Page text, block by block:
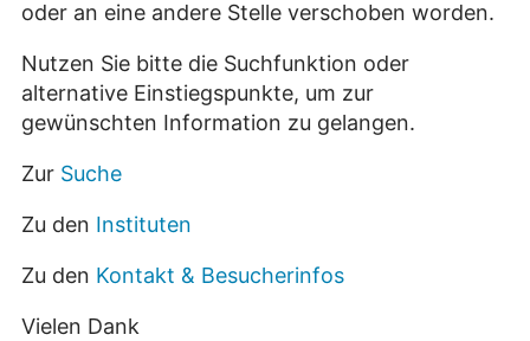
oder an eine andere Stelle verschoben worden.
Nutzen Sie bitte die Suchfunktion oder
alternative Einstiegspunkte, um zur
gewünschten Information zu gelangen.
Zur Suche
Zu den Instituten
Zu den Kontakt & Besucherinfos
Vielen Dank